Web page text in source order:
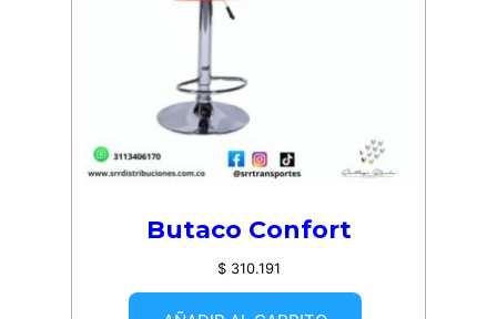
Butaco Confort
$310.191